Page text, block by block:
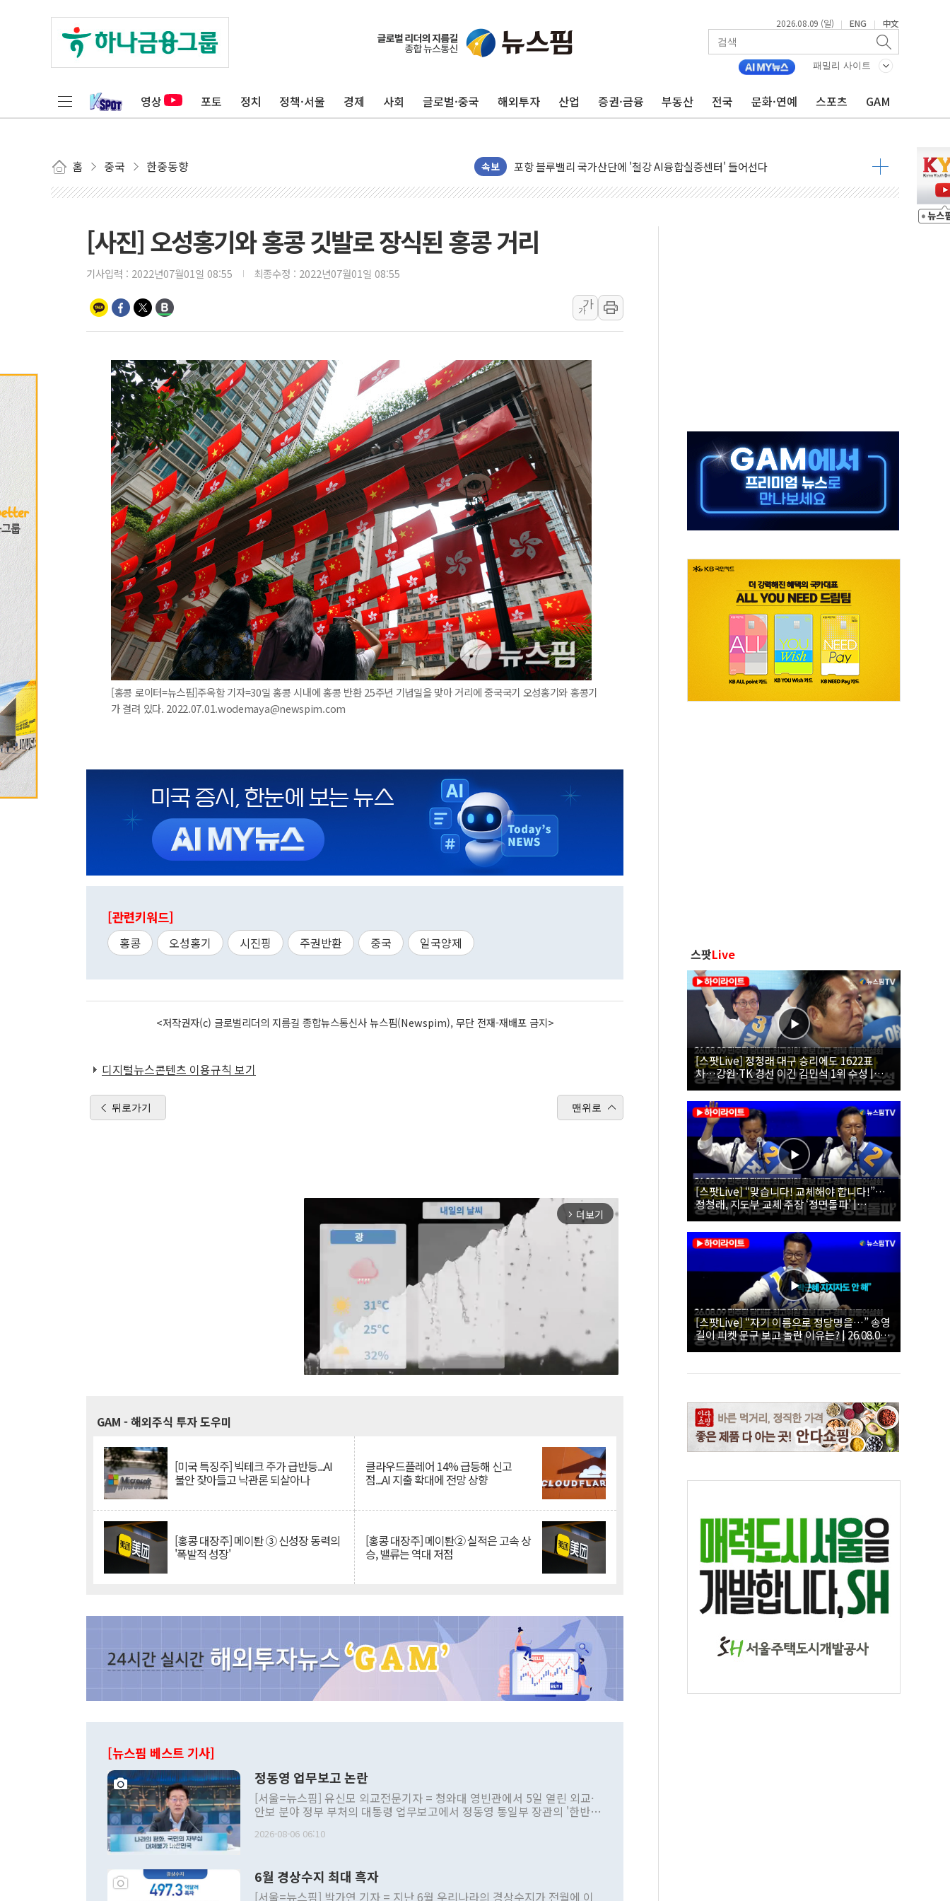
2026.08.09 (일) | ENG | 中文
패밀리 사이트
영상 포토 정치 정책·서울 경제 사회 글로벌·중국 해외투자 산업 증권·금융 부동산 전국 문화·연예 스포츠 GAM
홈 중국 한중동향 속보
평택 진위면 공장서 질식사고 발생…작업자 1명 숨져
상주 낙동강 선착장 하류서 50대 숨진 채 발견...경찰, 조사 중
[종합] 김민석, 정청래에 누적 '1.48%p' 차 선두 유지...金 46.01% vs 鄭 44.53%
인천서 말다툼 중 어머니 살해 10대 구속…범행 후 반려견도 죽여
김민석, 강원·대구·경북 경선서 정청래에 승리…金 48.54% vs 鄭 44.40%
[속보] 민주, 경북 경선 결과 발표...김민석 47.37% 정청래 45.71% 송영길 6.92%
[속보] 민주, 대구 경선 결과 발표...정청래 47.82% 김민석 46.35% 송영길 5.83%
[속보] 민주, 강원 경선 결과 발표...김민석 50.30% 정청래 41.94% 송영길 7.76%
정재헌 CEO, SKT 장기고객 400명 맞이…"마음 잇는 시간 되길"
최태원, 노소영에 9440억 지급 확정되나…재상고 앞두고 막판 셈법
하나금융, 명동 소상공인에 '행복상자' 전달
인천시 광복절 현수막 '태극기 거꾸로' 논란…이틀만에 철거
병무청, 보충역 전면 손질… 예술·체육요원 최대 33% 감축
홈플러스發 대형마트 판매, 역대 최대폭 감소한 9.4%↓…유통업계 양극화 심화
윤준병·이해민 의원, '정부 특사'로 콜롬비아 대통령 취임식 참석
'호우·산사태 주의보' 울진 시간당 30mm 강한 비...호우 피해 없어
여야, 황희 '버스 하우스' 공방…野 "청년 우롱 기괴" vs 與 "송구한 해프닝"
[사진] 오성홍기와 홍콩 깃발로 장식된 홍콩 거리
기사입력 : 2022년07월01일 08:55 최종수정 : 2022년07월01일 08:55
가
가
[홍콩 로이터=뉴스핌]주옥함 기자=30일 홍콩 시내에 홍콩 반환 25주년 기념일을 맞아 거리에 중국국기 오성홍기와 홍콩기
가 결려 있다. 2022.07.01.wodemaya@newspim.com
[관련키워드]
홍콩 오성홍기 시진핑 주권반환 중국 일국양제
<저작권자(c) 글로벌리더의 지름길 종합뉴스통신사 뉴스핌(Newspim), 무단 전재-재배포 금지>
디지털뉴스콘텐츠 이용규칙 보기
뒤로가기 맨위로
arrow_forward_ios 더보기
GAM - 해외주식 투자 도우미
[미국 특징주] 빅테크 주가 급반등...AI
불안 잦아들고 낙관론 되살아나
클라우드플레어 14% 급등해 신고
점...AI 지출 확대에 전망 상향
[홍콩 대장주] 메이퇀 ③ 신성장 동력의
'폭발적 성장'
[홍콩 대장주] 메이퇀② 실적은 고속 상
승, 밸류는 역대 저점
[뉴스핌 베스트 기사]
정동영 업무보고 논란
[서울=뉴스핌] 유신모 외교전문기자 = 청와대 영빈관에서 5일 열린 외교·
안보 분야 정부 부처의 대통령 업무보고에서 정동영 통일부 장관의 '한반도
발언 중에는 정부 내 조율을 거치지 않은 사안을 정책으로 추진하겠다고 공
주의적 희망에 근거한 비현실적 구상'이라는 비판을 내놨다. 그동안 정 장
관의 대북 정책 관련 발언이 물의를 빚은 적은 여러 번 있지만 대통령과 유
2026-08-06 06:10
6월 경상수지 최대 흑자
[서울=뉴스핌] 박가연 기자 = 지난 6월 우리나라의 경상수지가 전월에 이
스팟Live
[스팟Live] 정청래 대구 승리에도 1622표
차…강원·TK 경선 이긴 김민석 1위 수성 |
26.08.09 더불어민주당 당대표·최고위원 후
보 대구·경북 합동연설회
[스팟Live] “맞습니다! 교체해야 합니다!”…
정청래, 지도부 교체 주장 ‘정면돌파’ |
26.08.09 더불어민주당 당대표·최고위원 후
보 대구·경북 합동연설회
[스팟Live] “자기 이름으로 정당명을…” 송영
길이 피켓 문구 보고 놀란 이유는? | 26.08.09
더불어민주당 당대표·최고위원 후보 대구·경